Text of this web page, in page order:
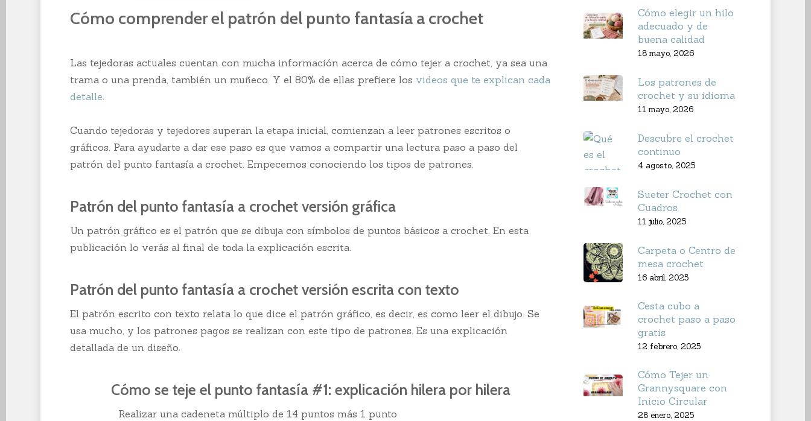
Cómo comprender el patrón del punto fantasía a crochet
Las tejedoras actuales cuentan con mucha información acerca de cómo tejer a crochet, ya sea una
trama o una prenda, también un muñeco. Y el 80% de ellas prefiere los videos que te explican cada
detalle.
Cuando tejedoras y tejedores superan la etapa inicial, comienzan a leer patrones escritos o
gráficos. Para ayudarte a dar ese paso es que vamos a compartir una lectura paso a paso del
patrón del punto fantasía a crochet. Empecemos conociendo los tipos de patrones.
Patrón del punto fantasía a crochet versión gráfica
Un patrón gráfico es el patrón que se dibuja con símbolos de puntos básicos a crochet. En esta
publicación lo verás al final de toda la explicación escrita.
Patrón del punto fantasía a crochet versión escrita con texto
El patrón escrito con texto relata lo que dice el patrón gráfico, es decir, es como leer el dibujo. Se
usa mucho, y los patrones pagos se realizan con este tipo de patrones. Es una explicación
detallada de un diseño.
Cómo se teje el punto fantasía #1: explicación hilera por hilera
Realizar una cadeneta múltiplo de 14 puntos más 1 punto
Cómo elegir un hilo
adecuado y de
buena calidad
18 mayo, 2026
Los patrones de
crochet y su idioma
11 mayo, 2026
Descubre el crochet
continuo
4 agosto, 2025
Sueter Crochet con
Cuadros
11 julio, 2025
Carpeta o Centro de
mesa crochet
16 abril, 2025
Cesta cubo a
crochet paso a paso
gratis
12 febrero, 2025
Cómo Tejer un
Grannysquare con
Inicio Circular
28 enero, 2025